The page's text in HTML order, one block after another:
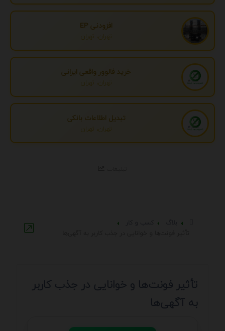
افزودنی EP
تهران، تهران
خرید فالوور واقعی ایرانی
تهران، تهران
تبدیل اطلاعات بانکی
تهران، تهران
تأثیر فونت‌ها و خوانایی در جذب کاربر
به آگهی‌ها